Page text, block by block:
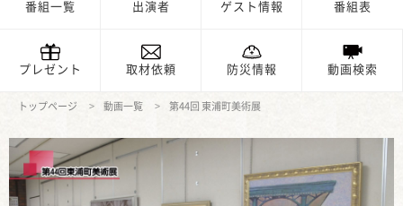
番組一覧 出演者 ゲスト情報 番組表
プレゼント 取材依頼 防災情報 動画検索
トップページ 動画一覧 第44回 東浦町美術展